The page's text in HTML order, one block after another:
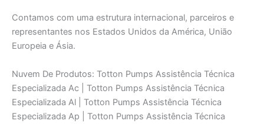
Contamos com uma estrutura internacional, parceiros e
representantes nos Estados Unidos da América, União
Europeia e Ásia.
Nuvem De Produtos: Totton Pumps Assistência Técnica
Especializada Ac | Totton Pumps Assistência Técnica
Especializada Al | Totton Pumps Assistência Técnica
Especializada Ap | Totton Pumps Assistência Técnica